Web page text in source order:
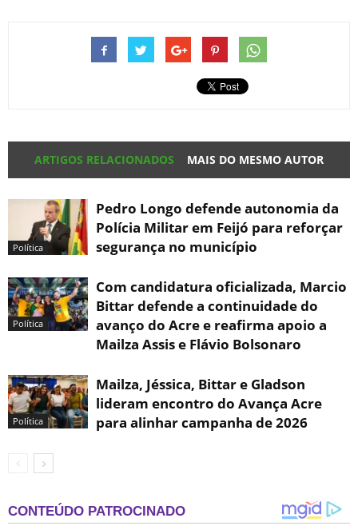
ARTIGOS RELACIONADOS MAIS DO MESMO AUTOR
Política
Pedro Longo defende autonomia da
Polícia Militar em Feijó para reforçar
segurança no município
Política
Com candidatura oficializada, Marcio
Bittar defende a continuidade do
avanço do Acre e reafirma apoio a
Mailza Assis e Flávio Bolsonaro
Política
Mailza, Jéssica, Bittar e Gladson
lideram encontro do Avança Acre
para alinhar campanha de 2026